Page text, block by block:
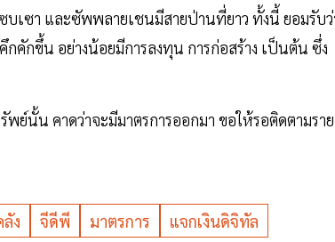
เซา และซัพพลายเชนมีสายป่านที่ยาว ทั้งนี้ ยอมรับ
คักขึ้น อย่างน้อยมีการลงทุน การก่อสร้าง เป็นต้น ซึ่ง
ย์นั้น คาดว่าจะมีมาตรการออกมา ขอให้รอติดตามราย
ลัง จีดีพี มาตรการ แจกเงินดิจิทัล